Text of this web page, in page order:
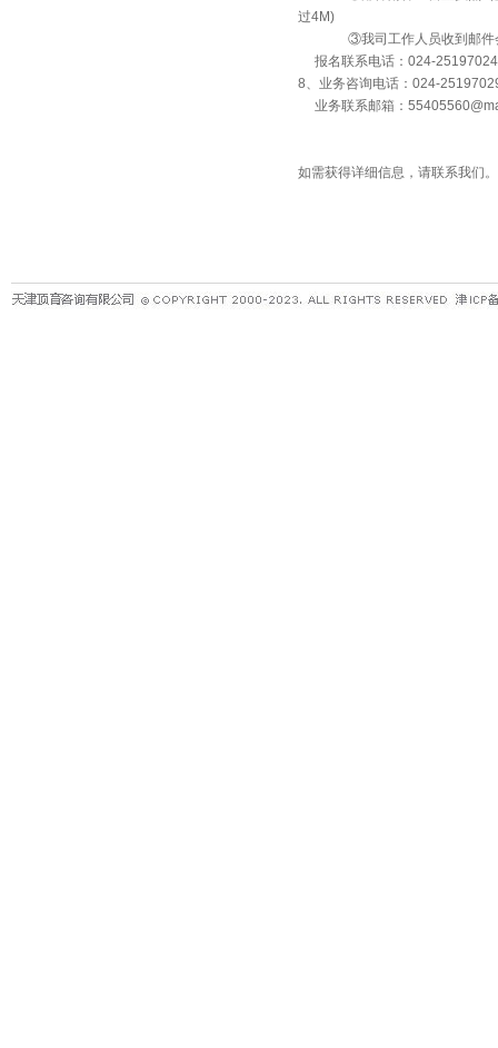
过4M)
③我司工作人员收到邮件会
报名联系电话：024-25197024
8、业务咨询电话：024-
业务联系邮箱：
如需获得详细信息，请联系我们。